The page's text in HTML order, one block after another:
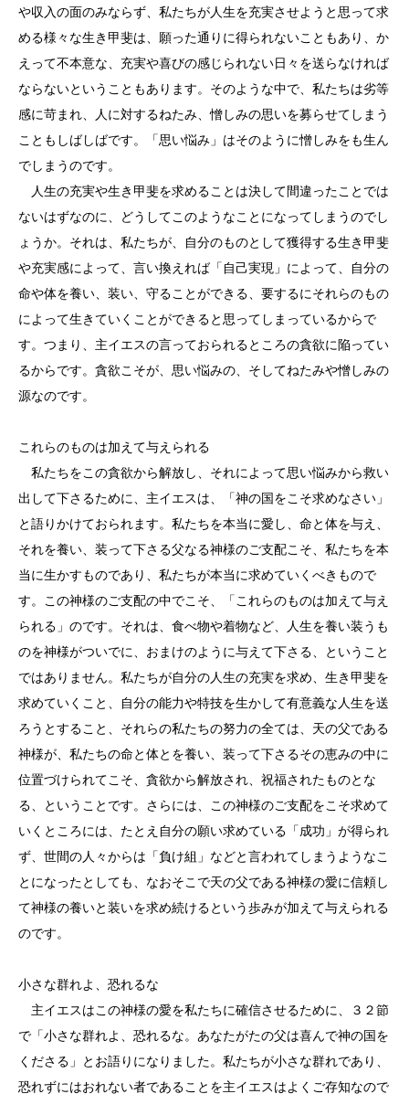
や収入の面のみならず、私たちが人生を充実させようと思って求
める様々な生き甲斐は、願った通りに得られないこともあり、か
えって不本意な、充実や喜びの感じられない日々を送らなければ
ならないということもあります。そのような中で、私たちは劣等
感に苛まれ、人に対するねたみ、憎しみの思いを募らせてしまう
こともしばしばです。「思い悩み」はそのように憎しみをも生ん
でしまうのです。
人生の充実や生き甲斐を求めることは決して間違ったことでは
ないはずなのに、どうしてこのようなことになってしまうのでし
ょうか。それは、私たちが、自分のものとして獲得する生き甲斐
や充実感によって、言い換えれば「自己実現」によって、自分の
命や体を養い、装い、守ることができる、要するにそれらのもの
によって生きていくことができると思ってしまっているからで
す。つまり、主イエスの言っておられるところの貪欲に陥ってい
るからです。貪欲こそが、思い悩みの、そしてねたみや憎しみの
源なのです。
これらのものは加えて与えられる
私たちをこの貪欲から解放し、それによって思い悩みから救い
出して下さるために、主イエスは、「神の国をこそ求めなさい」
と語りかけておられます。私たちを本当に愛し、命と体を与え、
それを養い、装って下さる父なる神様のご支配こそ、私たちを本
当に生かすものであり、私たちが本当に求めていくべきもので
す。この神様のご支配の中でこそ、「これらのものは加えて与え
られる」のです。それは、食べ物や着物など、人生を養い装うも
のを神様がついでに、おまけのように与えて下さる、ということ
ではありません。私たちが自分の人生の充実を求め、生き甲斐を
求めていくこと、自分の能力や特技を生かして有意義な人生を送
ろうとすること、それらの私たちの努力の全ては、天の父である
神様が、私たちの命と体とを養い、装って下さるその恵みの中に
位置づけられてこそ、貪欲から解放され、祝福されたものとな
る、ということです。さらには、この神様のご支配をこそ求めて
いくところには、たとえ自分の願い求めている「成功」が得られ
ず、世間の人々からは「負け組」などと言われてしまうようなこ
とになったとしても、なおそこで天の父である神様の愛に信頼し
て神様の養いと装いを求め続けるという歩みが加えて与えられる
のです。
小さな群れよ、恐れるな
主イエスはこの神様の愛を私たちに確信させるために、３２節
で「小さな群れよ、恐れるな。あなたがたの父は喜んで神の国を
くださる」とお語りになりました。私たちが小さな群れであり、
恐れずにはおれない者であることを主イエスはよくご存知なので